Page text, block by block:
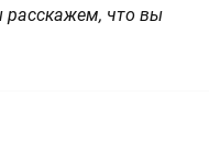
расскажем, что вы